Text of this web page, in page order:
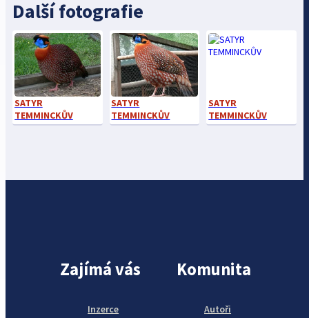
Další fotografie
SATYR
TEMMINCKŮV
SATYR
TEMMINCKŮV
SATYR
TEMMINCKŮV
Zajímá vás
Inzerce
Komunita
Autoři